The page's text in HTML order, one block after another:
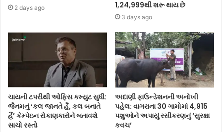
2 days ago
1,24,999થી શરૂ થાય છે
3 days ago
ચાયની ટપરીથી ઓફિસ કમ્યુટ સુધી:
જૈનમનું ‘કલ જાનતે હૈં, કલ બનાતે
હૈં’ કેમ્પેઇન રોકાણકારોને બતાવશે
સાચો રસ્તો
અદાણી ફાઉન્ડેશનની અનોખી
પહેલ: વાગરાના 30 ગામોમાં 4,915
પશુઓને અપાયું રસીકરણનું ‘સુરક્ષા
કવચ’